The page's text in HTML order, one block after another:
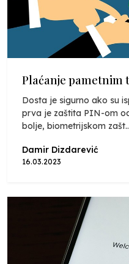
Plaćanje pametnim
Dosta je sigurno ako su
prva je zaštita PIN-om
bolje, biometrijskom
Damir Dizdarević
16.03.2023